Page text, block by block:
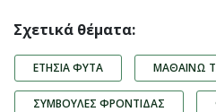
Σχετικά θέματα:
ΕΤΉΣΙΑ ΦΥΤΆ ΜΑΘΑΊΝΩ
ΣΥΜΒΟΥΛΈΣ ΦΡΟΝΤΊΔΑΣ